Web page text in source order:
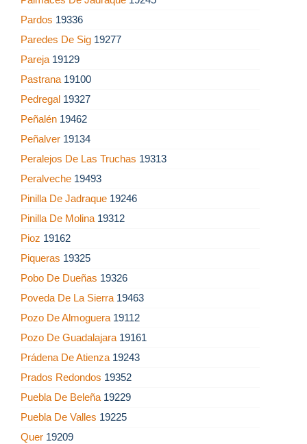
Pardos 19336
Paredes De Sig 19277
Pareja 19129
Pastrana 19100
Pedregal 19327
Peñalén 19462
Peñalver 19134
Peralejos De Las Truchas 19313
Peralveche 19493
Pinilla De Jadraque 19246
Pinilla De Molina 19312
Pioz 19162
Piqueras 19325
Pobo De Dueñas 19326
Poveda De La Sierra 19463
Pozo De Almoguera 19112
Pozo De Guadalajara 19161
Prádena De Atienza 19243
Prados Redondos 19352
Puebla De Beleña 19229
Puebla De Valles 19225
Quer 19209